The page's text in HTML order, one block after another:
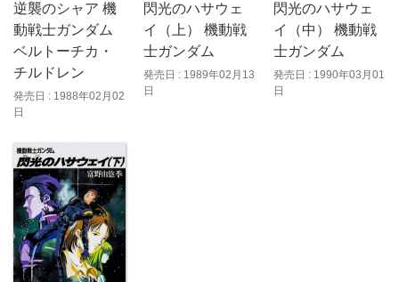
逆襲のシャア 機
動戦士ガンダム
ベルトーチカ・
チルドレン
発売日 : 1988年02月02
日
閃光のハサウェ
イ（上） 機動戦
士ガンダム
発売日 : 1989年02月13
日
閃光のハサウェ
イ（中） 機動戦
士ガンダム
発売日 : 1990年03月01
日